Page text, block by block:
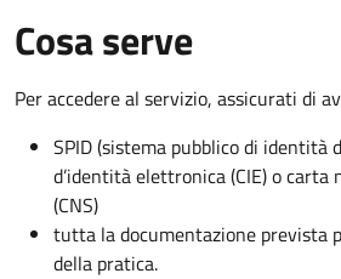
Cosa serve
Per accedere al servizio, assicurati di
SPID (sistema pubblico di identità
d’identità elettronica (CIE) o carta
(CNS)
tutta la documentazione prevista
della pratica.